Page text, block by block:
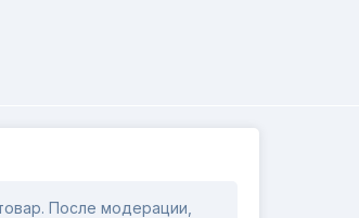
После модерации,